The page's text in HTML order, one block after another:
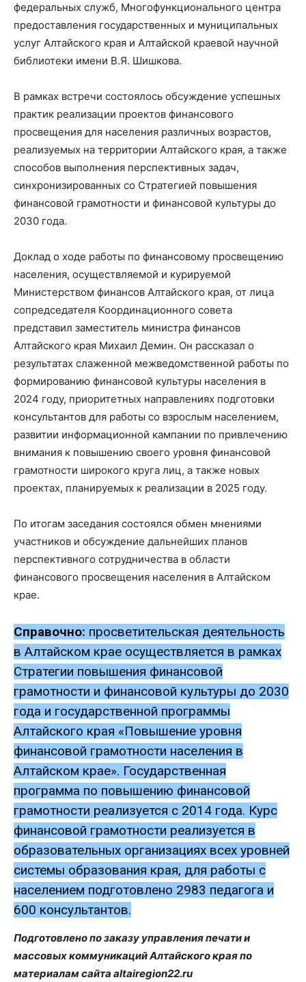
федеральных служб, Многофункционального центра
предоставления государственных и муниципальных
услуг Алтайского края и Алтайской краевой научной
библиотеки имени В.Я. Шишкова.
В рамках встречи состоялось обсуждение успешных
практик реализации проектов финансового
просвещения для населения различных возрастов,
реализуемых на территории Алтайского края, а также
способов выполнения перспективных задач,
синхронизированных со Стратегией повышения
финансовой грамотности и финансовой культуры до
2030 года.
Доклад о ходе работы по финансовому просвещению
населения, осуществляемой и курируемой
Министерством финансов Алтайского края, от лица
сопредседателя Координационного совета
представил заместитель министра финансов
Алтайского края Михаил Демин. Он рассказал о
результатах слаженной межведомственной работы по
формированию финансовой культуры населения в
2024 году, приоритетных направлениях подготовки
консультантов для работы со взрослым населением,
развитии информационной кампании по привлечению
внимания к повышению своего уровня финансовой
грамотности широкого круга лиц, а также новых
проектах, планируемых к реализации в 2025 году.
По итогам заседания состоялся обмен мнениями
участников и обсуждение дальнейших планов
перспективного сотрудничества в области
финансового просвещения населения в Алтайском
крае.
Справочно: просветительская деятельность
в Алтайском крае осуществляется в рамках
Стратегии повышения финансовой
грамотности и финансовой культуры до 2030
года и государственной программы
Алтайского края «Повышение уровня
финансовой грамотности населения в
Алтайском крае». Государственная
программа по повышению финансовой
грамотности реализуется с 2014 года. Курс
финансовой грамотности реализуется в
образовательных организациях всех уровней
системы образования края, для работы с
населением подготовлено 2983 педагога и
600 консультантов.
Подготовлено по заказу управления печати и
массовых коммуникаций Алтайского края по
материалам сайта altairegion22.ru